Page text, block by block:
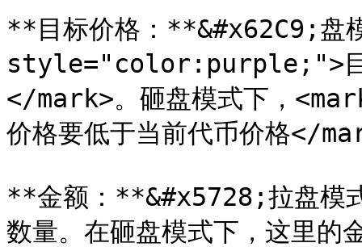
**目标价格：**&#x62C9;盘
style="color:purple;">目
</mark>。砸盘模式下，
价格要低于当前代币价格</
**金额：**&#x5728;拉盘模
数量。在砸盘模式下，这里的